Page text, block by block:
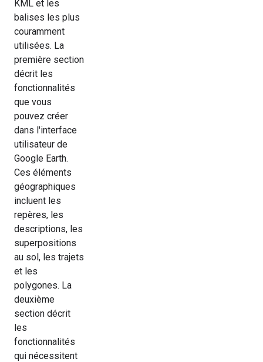
KML et les
balises les plus
couramment
utilisées. La
première section
décrit les
fonctionnalités
que vous
pouvez créer
dans l'interface
utilisateur de
Google Earth.
Ces éléments
géographiques
incluent les
repères, les
descriptions, les
superpositions
au sol, les trajets
et les
polygones. La
deuxième
section décrit
les
fonctionnalités
qui nécessitent